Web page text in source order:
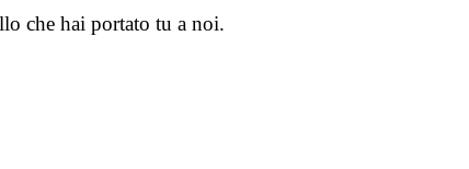
che hai portato tu a noi.